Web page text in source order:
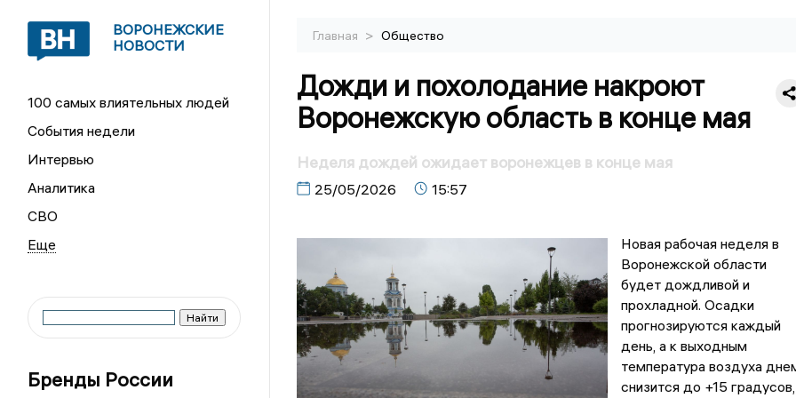
ВОРОНЕЖСКИЕ
НОВОСТИ
100 самых влиятельных людей
События недели
Интервью
Аналитика
СВО
Бренды России
Главная > Общество
Дожди и похолодание накроют
Воронежскую область в конце мая
Неделя дождей ожидает воронежцев в конце мая
25/05/2026 15:57
Новая рабочая неделя в
Воронежской области
будет дождливой и
прохладной. Осадки
прогнозируются каждый
день, а к выходным
температура воздуха
снизится до +15 градусов,